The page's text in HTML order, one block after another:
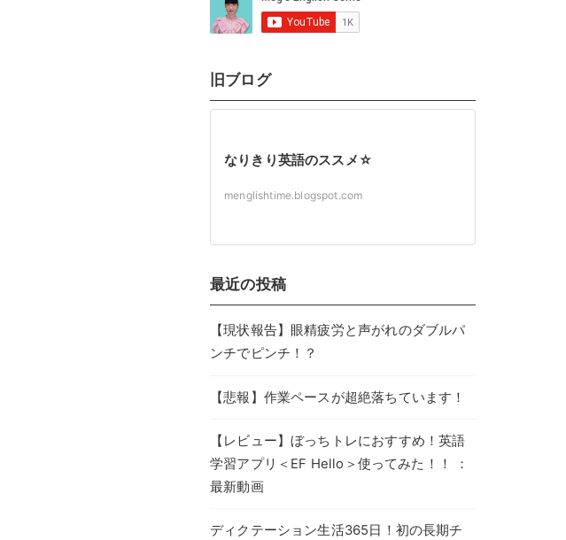
旧ブログ
なりきり英語のススメ☆
menglishtime.blogspot.com
最近の投稿
【現状報告】眼精疲労と声がれのダブルパ
ンチでピンチ！？
【悲報】作業ペースが超絶落ちています！
【レビュー】ぼっちトレにおすすめ！英語
学習アプリ＜EF Hello＞使ってみた！！ ：
最新動画
ディクテーション生活365日！初の長期チ